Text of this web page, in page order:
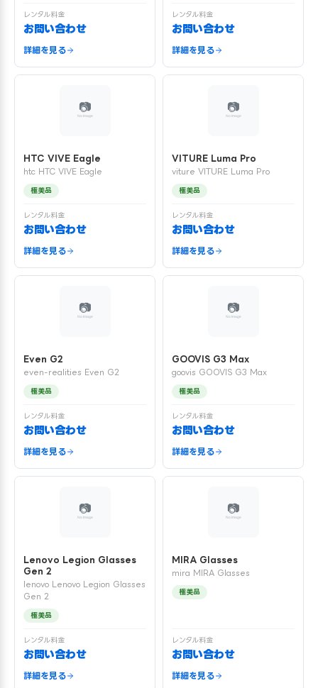
レンタル料金
お問い合わせ
詳細を見る
レンタル料金
お問い合わせ
詳細を見る
HTC VIVE Eagle
htc HTC VIVE Eagle
極美品
レンタル料金
お問い合わせ
詳細を見る
VITURE Luma Pro
viture VITURE Luma Pro
極美品
レンタル料金
お問い合わせ
詳細を見る
Even G2
even-realities Even G2
極美品
レンタル料金
お問い合わせ
詳細を見る
GOOVIS G3 Max
goovis GOOVIS G3 Max
極美品
レンタル料金
お問い合わせ
詳細を見る
Lenovo Legion Glasses
Gen 2
lenovo Lenovo Legion Glasses
Gen 2
極美品
レンタル料金
お問い合わせ
詳細を見る
MIRA Glasses
mira MIRA Glasses
極美品
レンタル料金
お問い合わせ
詳細を見る